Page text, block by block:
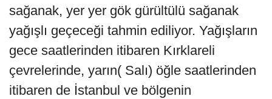
sağanak, yer yer gök gürültülü sağanak
yağışlı geçeceği tahmin ediliyor. Yağışların
gece saatlerinden itibaren Kırklareli
çevrelerinde, yarın( Salı) öğle saatlerinden
itibaren de İstanbul ve bölgenin